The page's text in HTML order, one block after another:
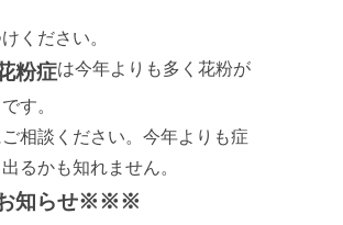
ください。
粉症は今年よりも多く花粉が
す。
相談ください。今年よりも症
るかも知れません。
知らせ※※※